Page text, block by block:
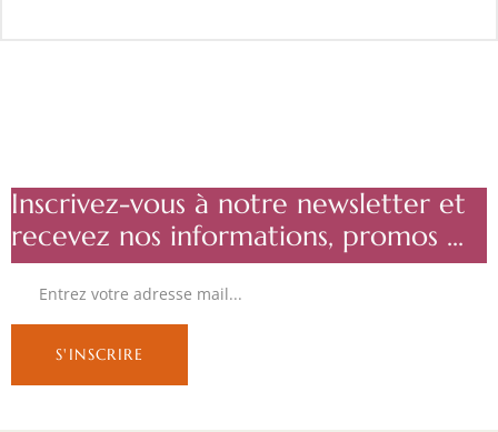
Inscrivez-vous à notre newsletter et
recevez nos informations, promos ...